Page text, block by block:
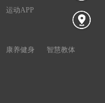
运动APP
康养健身 智慧教体